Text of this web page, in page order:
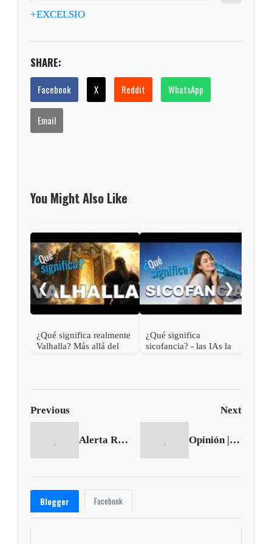
+EXCELSIO
SHARE:
Facebook X Reddit WhatsApp
Email
You Might Also Like
❮
¿Qué significa realmente
Valhalla? Más allá del
¿Qué significa
sicofancia? - las IAs la
❯
Previous Next
Alerta Roja por posibilidad de deslizamientos en Boyacá Opinión | Con dinero y sin dinero
Blogger Facebook